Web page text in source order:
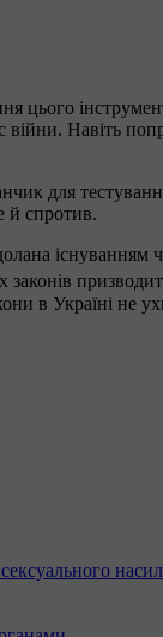
цього
Навіть
для
й спротив.
існуванням
в Україні не